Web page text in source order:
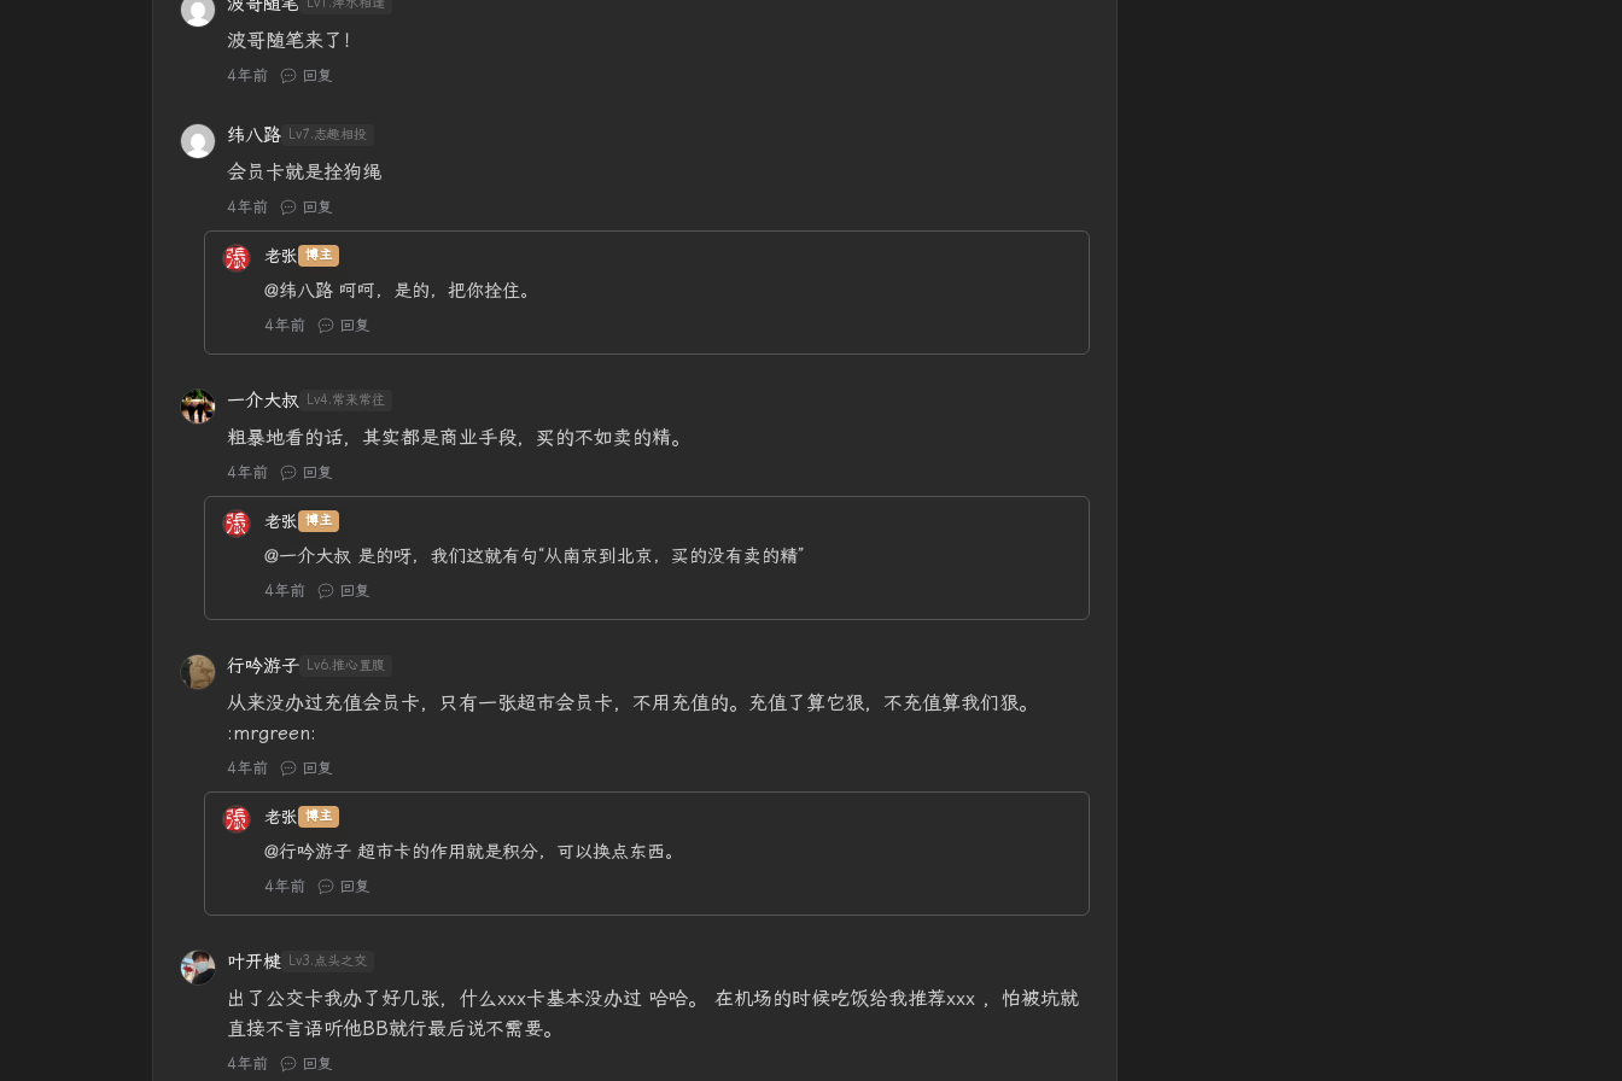
波哥随笔来了！
4年前 回复
纬八路 Lv7.志趣相投
会员卡就是拴狗绳
4年前 回复
老张 博主
@纬八路 呵呵，是的，把你拴住。
4年前 回复
一介大叔 Lv4.常来常往
粗暴地看的话，其实都是商业手段，买的不如卖的精。
4年前 回复
老张 博主
@一介大叔 是的呀，我们这就有句“从南京到北京，买的没有卖的精”
4年前 回复
行吟游子 Lv6.推心置腹
从来没办过充值会员卡，只有一张超市会员卡，不用充值的。充值了算它狠，不充值算我们狠。
:mrgreen:
4年前 回复
老张 博主
@行吟游子 超市卡的作用就是积分，可以换点东西。
4年前 回复
叶开楗 Lv3.点头之交
出了公交卡我办了好几张，什么xxx卡基本没办过 哈哈。 在机场的时候吃饭给我推荐xxx ，怕被坑就
直接不言语听他BB就行最后说不需要。
4年前 回复